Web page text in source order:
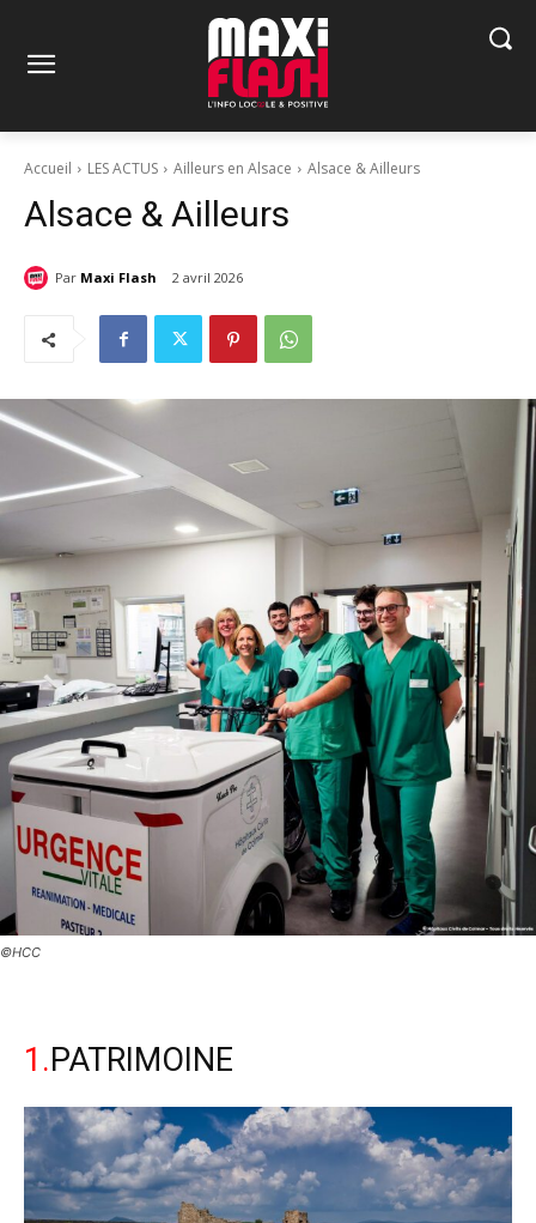
Accueil LES ACTUS Ailleurs en Alsace Alsace & Ailleurs
Alsace & Ailleurs
Par Maxi Flash 2 avril 2026
©HCC
1.PATRIMOINE